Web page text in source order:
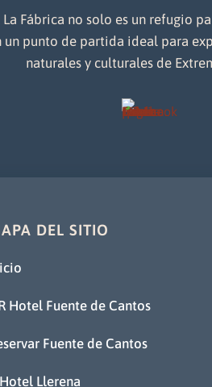
Fábrica no solo es un refugio
un punto de partida ideal para
naturales y culturales de
DEL SITIO
Hotel Fuente de Cantos
Fuente de Cantos
Llerena